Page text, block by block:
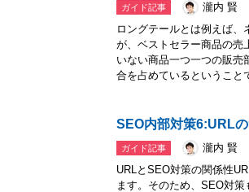
ガイド記事
瀧内 賢
ロングテールとは例えば
が、ベストセラー商品の売
いない商品一つ一つの販売
合を占めているということ
SEO内部対策6:URL
ガイド記事
瀧内 賢
URLとSEO対策の関係性
ます。そのため、SEO対